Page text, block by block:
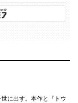
に出す。本作と『トウ